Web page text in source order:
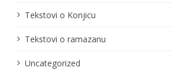
Tekstovi o Konjicu
Tekstovi o ramazanu
Uncategorized